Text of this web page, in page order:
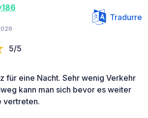
Tradurre
5/5
für eine Nacht. Sehr wenig Verkehr
kann man sich bevor es weiter
vertreten.